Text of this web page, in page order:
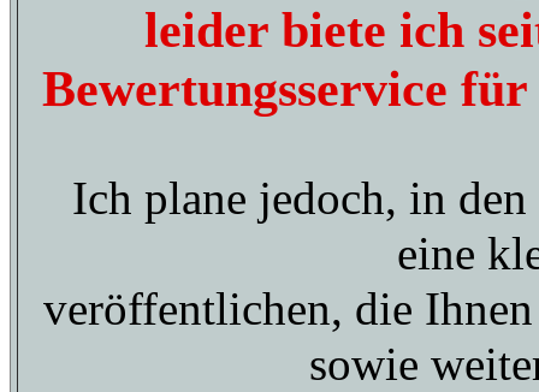
leider biete ich
Bewertungsservice
Ich plane jedoch, in
eine
veröffentlichen, die
sowie